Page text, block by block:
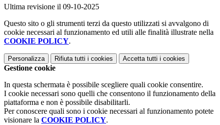
Ultima revisione il 09-10-2025
Questo sito o gli strumenti terzi da questo utilizzati si avvalgono di
cookie necessari al funzionamento ed utili alle finalità illustrate nella
COOKIE POLICY.
Personalizza Rifiuta tutti i cookies Accetta tutti i cookies
Gestione cookie
In questa schermata è possibile scegliere quali cookie consentire.
I cookie necessari sono quelli che consentono il funzionamento della
piattaforma e non è possibile disabilitarli.
Per conoscere quali sono i cookie necessari al funzionamento potete
visionare la COOKIE POLICY.